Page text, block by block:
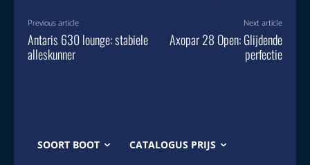
Previous article
Antaris 630 lounge: stabiele
alleskunner
Next article
Axopar 28 Open: Glijdende
perfectie
SOORT BOOT CATALOGUS PRIJS